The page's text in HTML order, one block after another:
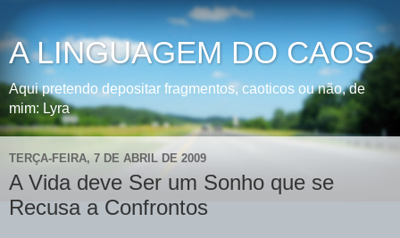
A LINGUAGEM DO CAOS
Aqui pretendo depositar fragmentos, caoticos ou não, de
mim: Lyra
TERÇA-FEIRA, 7 DE ABRIL DE 2009
A Vida deve Ser um Sonho que se
Recusa a Confrontos